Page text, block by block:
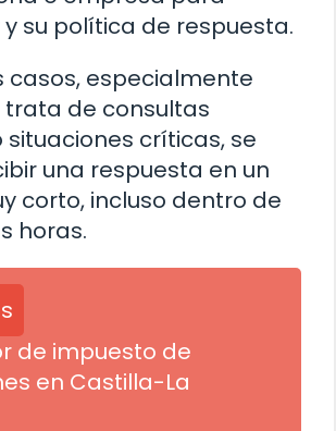
su política de respuesta.
casos, especialmente
trata de consultas
situaciones críticas, se
una respuesta en un
corto, incluso dentro de
horas.
de impuesto de
en Castilla-La